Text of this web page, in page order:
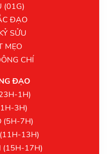
(01G)
ĐẠO
SỬU
MẸO
CHÍ
ĐẠO
1H)
3H)
(5H-7H)
13H)
(15H-17H)